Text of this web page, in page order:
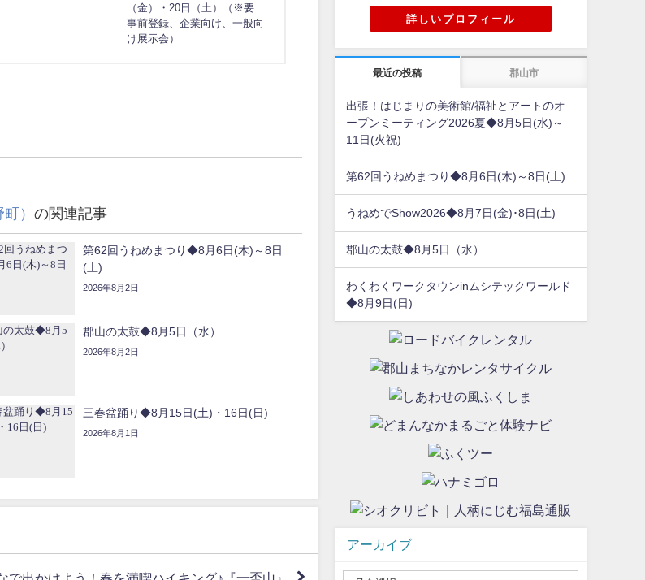
（金）・20日（土）（※要
事前登録、企業向け、一般向
け展示会）
） の関連記事
第62回うねめまつり◆8月6日(木)～8日
(土)
2026年8月2日
郡山の太鼓◆8月5日（水）
2026年8月2日
三春盆踊り◆8月15日(土)・16日(日)
2026年8月1日
詳しいプロフィール
最近の投稿 郡山市
出張！はじまりの美術館/福祉とアートのオ
ープンミーティング2026夏◆8月5日(水)～
11日(火祝)
第62回うねめまつり◆8月6日(木)～8日(土)
うねめでShow2026◆8月7日(金)･8日(土)
郡山の太鼓◆8月5日（水）
わくわくワークタウンinムシテックワールド
◆8月9日(日)
アーカイブ